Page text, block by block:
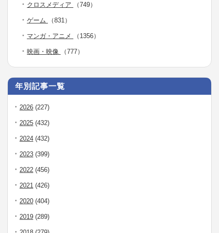
クロスメディア （749）
ゲーム （831）
マンガ・アニメ （1356）
映画・映像 （777）
年別記事一覧
2026 (227)
2025 (432)
2024 (432)
2023 (399)
2022 (456)
2021 (426)
2020 (404)
2019 (289)